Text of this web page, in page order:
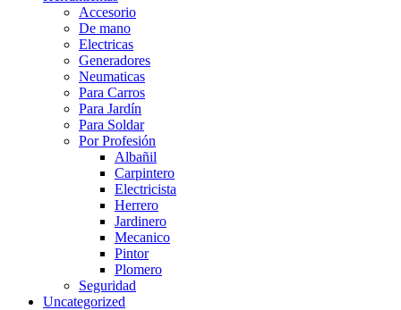
Accesorio
De mano
Electricas
Generadores
Neumaticas
Para Carros
Para Jardín
Para Soldar
Por Profesión
Albañil
Carpintero
Electricista
Herrero
Jardinero
Mecanico
Pintor
Plomero
Seguridad
Uncategorized